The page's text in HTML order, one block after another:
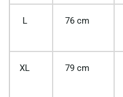
L 76 cm
XL 79 cm